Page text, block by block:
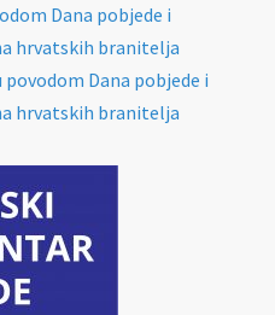
Dana pobjede i
hrvatskih branitelja
Dana pobjede i
hrvatskih branitelja